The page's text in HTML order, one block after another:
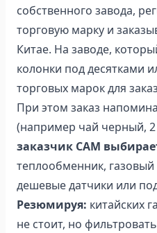
собственного завода,
торговую марку и
Китае. На заводе,
колонки под десятками
торговых марок для
При этом заказ
(например чай черный, 2
заказчик САМ
теплообменник,
дешевые датчики или
Резюмируя: китайских
не стоит, но